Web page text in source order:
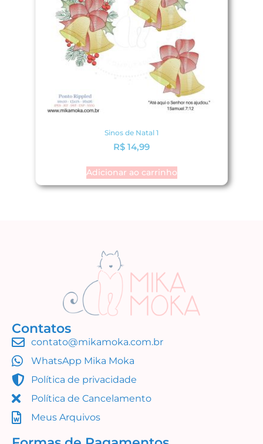
Sinos de Natal 1
R$ 14,99
Adicionar ao carrinho
Contatos
contato@mikamoka.com.br
WhatsApp Mika Moka
Política de privacidade
Política de Cancelamento
Meus Arquivos